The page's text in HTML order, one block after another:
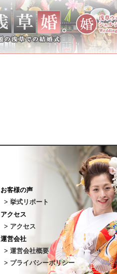
お客様の声
> 挙式リポート
アクセス
> アクセス
運営会社
> 運営会社概要
> プライバシーポリシー